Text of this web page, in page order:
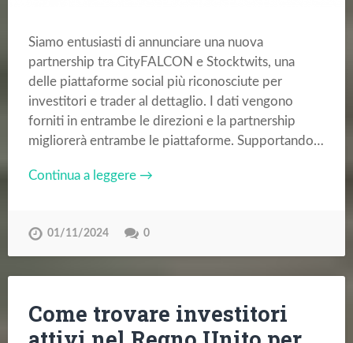
Siamo entusiasti di annunciare una nuova
partnership tra CityFALCON e Stocktwits, una
delle piattaforme social più riconosciute per
investitori e trader al dettaglio. I dati vengono
forniti in entrambe le direzioni e la partnership
migliorerà entrambe le piattaforme. Supportando…
Continua a leggere →
01/11/2024 0
Come trovare investitori